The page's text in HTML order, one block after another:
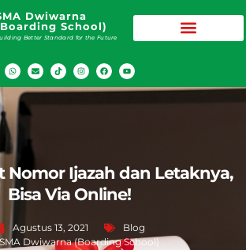
Dwiwarna
School)
Better Standard for the Future
Nomor Ijazah dan Letaknya,
Bisa Via Online!
Agustus 13, 2021
Blog
SMA Dwiwarna (Boarding School)